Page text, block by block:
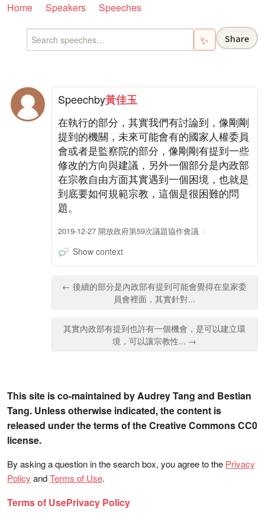
Home Speakers Speeches
✨ Share
Speechby黃佳玉
在執行的部分，其實我們有討論到，像剛剛
提到的機關，未來可能會有的國家人權委員
會或者是監察院的部分，像剛剛有提到一些
修改的方向與建議，另外一個部分是內政部
在宗教自由方面其實遇到一個困境，也就是
到底要如何規範宗教，這個是很困難的問
題。
2019-12-27 開放政府第59次議題協作會議
Show context
← 後續的部分是內政部有提到可能會覺得在皇家委
員會裡面，其實針對...
其實內政部有提到也許有一個機會，是可以建立環
境，可以讓宗教性... →
This site is co-maintained by Audrey Tang and Bestian
Tang. Unless otherwise indicated, the content is
released under the terms of the Creative Commons CC0
license.
By asking a question in the search box, you agree to the Privacy
Policy andTerms of Use.
Terms of UsePrivacy Policy